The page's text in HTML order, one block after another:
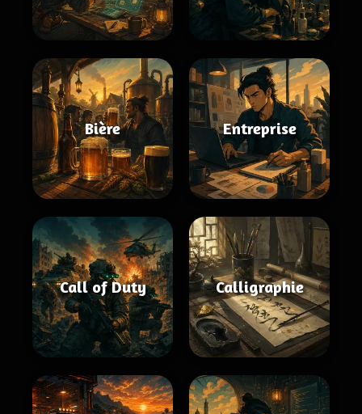
Bière Entreprise
Call of Duty Calligraphie